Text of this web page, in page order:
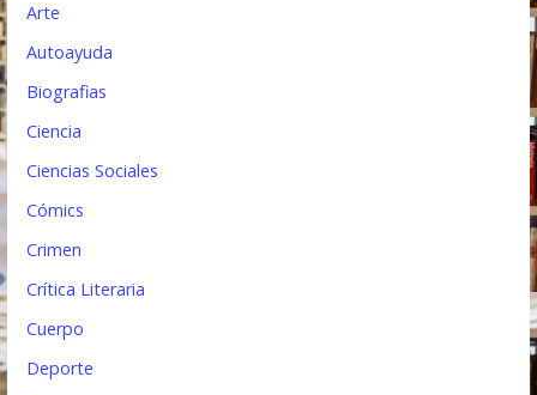
a
a
Arte
Autoayuda
Biografias
Ciencia
Ciencias Sociales
Cómics
Crimen
Crítica Literaria
Cuerpo
Deporte